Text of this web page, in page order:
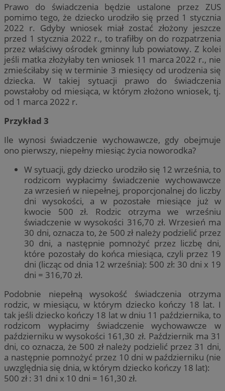
Prawo do świadczenia będzie ustalone przez ZUS
pomimo tego, że dziecko urodziło się przed 1 stycznia
2022 r. Gdyby wniosek miał zostać złożony jeszcze
przed 1 stycznia 2022 r., to trafiłby on do rozpatrzenia
przez właściwy ośrodek gminny lub powiatowy. Z kolei
jeśli matka złożyłaby ten wniosek 11 marca 2022 r., nie
zmieściłaby się w terminie 3 miesięcy od urodzenia się
dziecka. W takiej sytuacji prawo do świadczenia
powstałoby od miesiąca, w którym złożono wniosek, tj.
od 1 marca 2022 r.
Przykład 3
Ile wynosi świadczenie wychowawcze, gdy obejmuje
ono pierwszy, niepełny miesiąc życia noworodka?
W sytuacji, gdy dziecko urodziło się 12 września, to
rodzicom wypłacimy świadczenie wychowawcze
za wrzesień w niepełnej, proporcjonalnej do liczby
dni wysokości, a w pozostałe miesiące już w
kwocie 500 zł. Rodzic otrzyma we wrześniu
świadczenie w wysokości 316,70 zł. Wrzesień ma
30 dni, oznacza to, że 500 zł należy podzielić przez
30 dni, a następnie pomnożyć przez liczbę dni,
które pozostały do końca miesiąca, czyli przez 19
dni (licząc od dnia 12 września): 500 zł: 30 dni x 19
dni = 316,70 zł.
Podobnie niepełną wysokość świadczenia otrzyma
rodzic, w miesiącu, w którym dziecko kończy 18 lat. I
tak jeśli dziecko kończy 18 lat w dniu 11 października, to
rodzicom wypłacimy świadczenie wychowawcze w
październiku w wysokości 161,30 zł. Październik ma 31
dni, co oznacza, że 500 zł należy podzielić przez 31 dni,
a następnie pomnożyć przez 10 dni w październiku (nie
uwzględnia się dnia, w którym dziecko kończy 18 lat):
500 zł : 31 dni x 10 dni = 161,30 zł.